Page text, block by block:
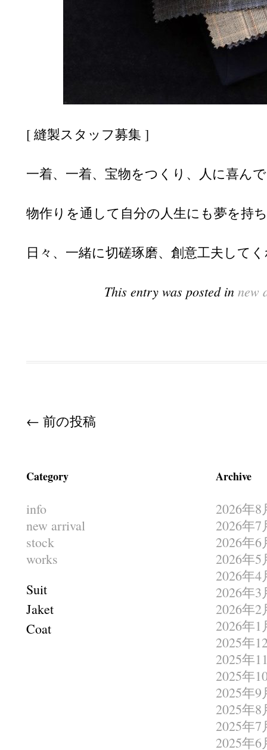
[ 縫製スタッフ募集 ]
一着、一着、宝物をつくり、人に喜ん
物作りを通して自分の人生にも夢を持ち
日々、一緒に切磋琢磨、創意工夫して
This entry was posted in new
Post navigation
← 前の投稿
Category
info
new arrival
stock
works
Suit
Jaket
Coat
Archive
2026年8
2026年7
2026年6
2026年5
2026年4
2026年3
2026年2
2026年1
2025年
2025年
2025年
2025年9
2025年8
2025年7
2025年6